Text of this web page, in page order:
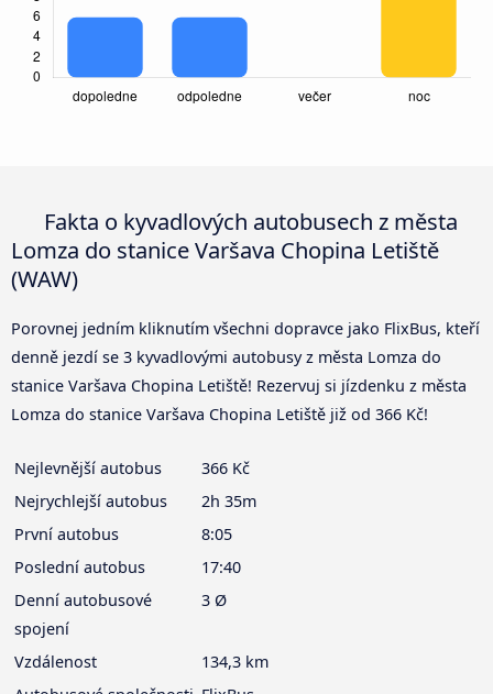
Fakta o kyvadlových autobusech z města
Lomza do stanice Varšava Chopina Letiště
(WAW)
Porovnej jedním kliknutím všechni dopravce jako FlixBus, kteří
denně jezdí se 3 kyvadlovými autobusy z města Lomza do
stanice Varšava Chopina Letiště! Rezervuj si jízdenku z města
Lomza do stanice Varšava Chopina Letiště již od 366 Kč!
Nejlevnější autobus
366 Kč
Nejrychlejší autobus
2h 35m
První autobus
8:05
Poslední autobus
17:40
Denní autobusové
spojení
3 Ø
Vzdálenost
134,3 km